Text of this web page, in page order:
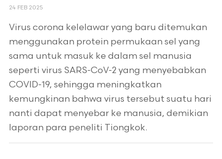
24 FEB 2025
Virus corona kelelawar yang baru ditemukan
menggunakan protein permukaan sel yang
sama untuk masuk ke dalam sel manusia
seperti virus SARS-CoV-2 yang menyebabkan
COVID-19, sehingga meningkatkan
kemungkinan bahwa virus tersebut suatu hari
nanti dapat menyebar ke manusia, demikian
laporan para peneliti Tiongkok.